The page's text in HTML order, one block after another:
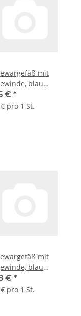
mit
blau
Alu-Hülle, Typ
II C, 100 ml, GL 45
€ *
pro 1 St.
mit
blau
Alu-Hülle, Typ
C, 300 ml, GL 45
€ *
pro 1 St.